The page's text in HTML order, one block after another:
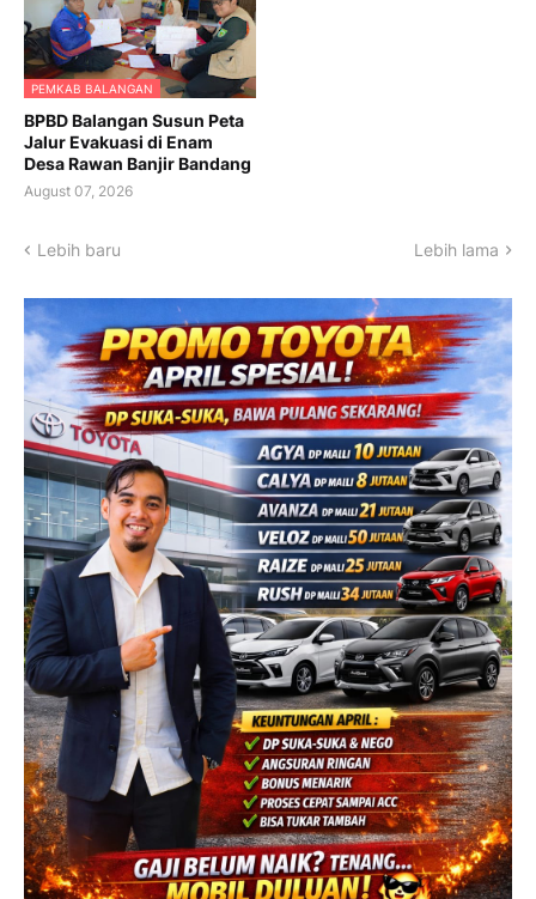
PEMKAB BALANGAN
BPBD Balangan Susun Peta
Jalur Evakuasi di Enam
Desa Rawan Banjir Bandang
August 07, 2026
Lebih baru Lebih lama